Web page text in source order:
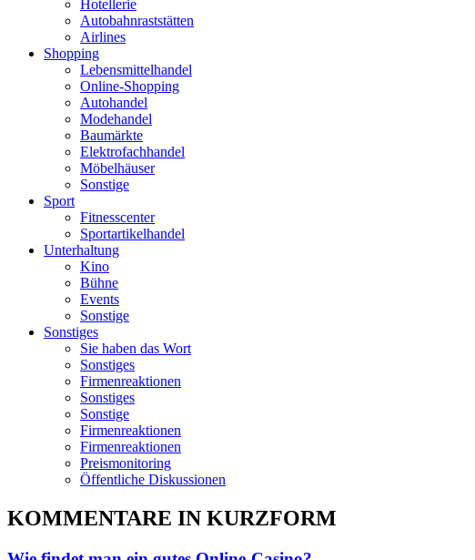
Hotellerie
Autobahnraststätten
Airlines
Shopping
Lebensmittelhandel
Online-Shopping
Autohandel
Modehandel
Baumärkte
Elektrofachhandel
Möbelhäuser
Sonstige
Sport
Fitnesscenter
Sportartikelhandel
Unterhaltung
Kino
Bühne
Events
Sonstige
Sonstiges
Sie haben das Wort
Sonstiges
Firmenreaktionen
Sonstiges
Sonstige
Firmenreaktionen
Firmenreaktionen
Preismonitoring
Öffentliche Diskussionen
KOMMENTARE IN KURZFORM